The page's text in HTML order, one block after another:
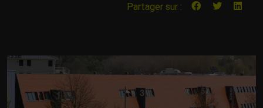
Partager sur :